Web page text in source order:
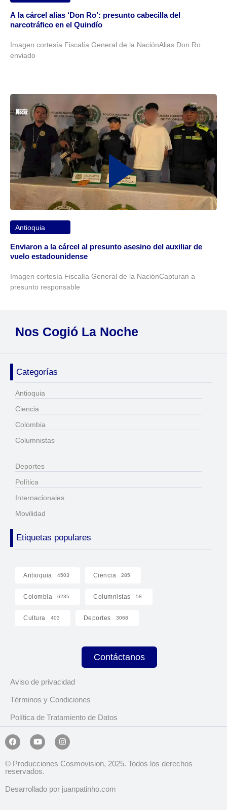
A la cárcel alias ‘Don Ro’: presunto cabecilla del
narcotráfico en el Quindío
Imagen cortesía Fiscalía General de la NaciónAlias Don Ro
enviado
Antioquia
Enviaron a la cárcel al presunto asesino del auxiliar de
vuelo estadounidense
Imagen cortesía Fiscalía General de la NaciónCapturan a
presunto responsable
Nos Cogió La Noche
Categorías
Antioquia
Ciencia
Colombia
Columnistas
Deportes
Política
Internacionales
Movilidad
Etiquetas populares
Antioquia 4503 Ciencia 285
Colombia 6235 Columnistas 58
Cultura 403 Deportes 3068
Contáctanos
Aviso de privacidad
Términos y Condiciones
Política de Tratamiento de Datos
© Producciones Cosmovision, 2025. Todos los derechos
reservados.
Desarrollado por juanpatinho.com